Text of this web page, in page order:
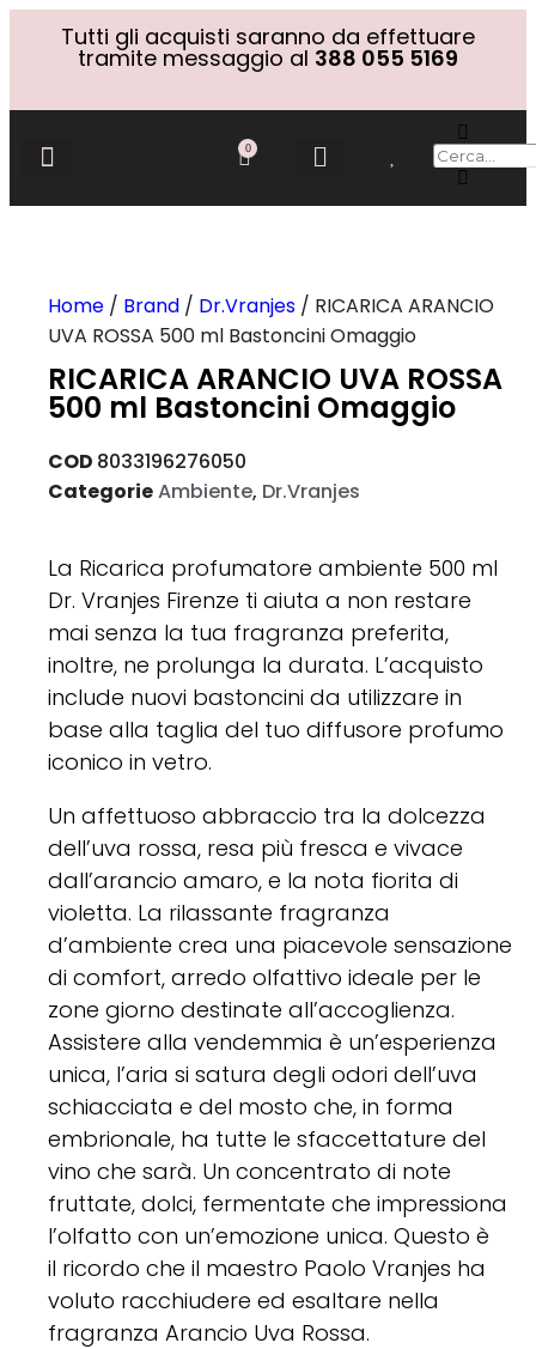
Tutti gli acquisti saranno da effettuare
tramite messaggio al 388 055 5169
0
Home/ Brand/ Dr.Vranjes/ RICARICA ARANCIO
UVA ROSSA 500 ml Bastoncini Omaggio
RICARICA ARANCIO UVA ROSSA
500 ml Bastoncini Omaggio
COD 8033196276050
CategorieAmbiente, Dr.Vranjes
La Ricarica profumatore ambiente 500 ml
Dr. Vranjes Firenze ti aiuta a non restare
mai senza la tua fragranza preferita,
inoltre, ne prolunga la durata. L’acquisto
include nuovi bastoncini da utilizzare in
base alla taglia del tuo diffusore profumo
iconico in vetro.
Un affettuoso abbraccio tra la dolcezza
dell’uva rossa, resa più fresca e vivace
dall’arancio amaro, e la nota fiorita di
violetta. La rilassante fragranza
d’ambiente crea una piacevole sensazione
di comfort, arredo olfattivo ideale per le
zone giorno destinate all’accoglienza.
Assistere alla vendemmia è un’esperienza
unica, l’aria si satura degli odori dell’uva
schiacciata e del mosto che, in forma
embrionale, ha tutte le sfaccettature del
vino che sarà. Un concentrato di note
fruttate, dolci, fermentate che impressiona
l’olfatto con un’emozione unica. Questo è
il ricordo che il maestro Paolo Vranjes ha
voluto racchiudere ed esaltare nella
fragranza Arancio Uva Rossa.